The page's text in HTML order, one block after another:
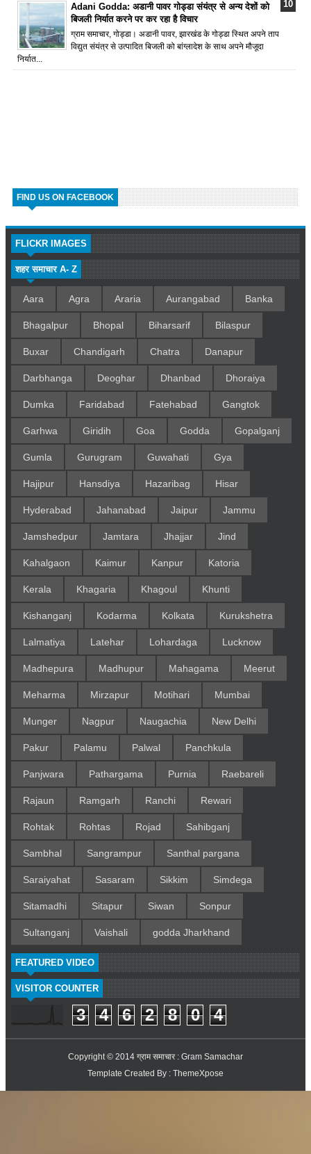
Adani Godda: अडानी पावर गोड्डा संयंत्र से अन्य देशों को
बिजली निर्यात करने पर कर रहा है विचार
ग्राम समाचार, गोड्डा। अडानी पावर, झारखंड के गोड्डा स्थित अपने ताप
विद्युत संयंत्र से उत्पादित बिजली को बांग्लादेश के साथ अपने मौजूदा
निर्यात...
FIND US ON FACEBOOK
FLICKR IMAGES
शहर समाचार A- Z
Aara Agra Araria Aurangabad Banka
Bhagalpur Bhopal Biharsarif Bilaspur
Buxar Chandigarh Chatra Danapur
Darbhanga Deoghar Dhanbad Dhoraiya
Dumka Faridabad Fatehabad Gangtok
Garhwa Giridih Goa Godda Gopalganj
Gumla Gurugram Guwahati Gya
Hajipur Hansdiya Hazaribag Hisar
Hyderabad Jahanabad Jaipur Jammu
Jamshedpur Jamtara Jhajjar Jind
Kahalgaon Kaimur Kanpur Katoria
Kerala Khagaria Khagoul Khunti
Kishanganj Kodarma Kolkata Kurukshetra
Lalmatiya Latehar Lohardaga Lucknow
Madhepura Madhupur Mahagama Meerut
Meharma Mirzapur Motihari Mumbai
Munger Nagpur Naugachia New Delhi
Pakur Palamu Palwal Panchkula
Panjwara Pathargama Purnia Raebareli
Rajaun Ramgarh Ranchi Rewari
Rohtak Rohtas Rojad Sahibganj
Sambhal Sangrampur Santhal pargana
Saraiyahat Sasaram Sikkim Simdega
Sitamadhi Sitapur Siwan Sonpur
Sultanganj Vaishali godda Jharkhand
FEATURED VIDEO
VISITOR COUNTER
3 4 6 2 8 0 4
Copyright © 2014 ग्राम समाचार : Gram Samachar
Template Created By : ThemeXpose